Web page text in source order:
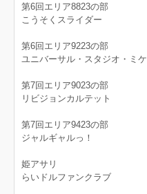
第6回エリア8823の部
こうそくスライダー
第6回エリア9223の部
ユニバーサル・スタジオ・ミケ
第7回エリア9023の部
リビジョンカルテット
第7回エリア9423の部
ジャルギャルっ！
姫アサリ
らいドルファンクラブ